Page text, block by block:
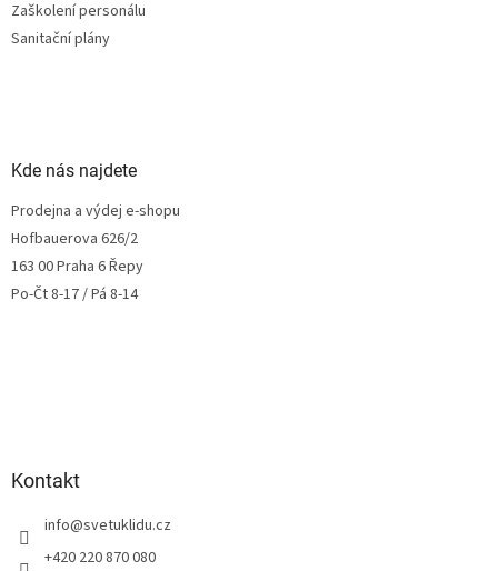
Zaškolení personálu
Sanitační plány
Kde nás najdete
Prodejna a výdej e-shopu
Hofbauerova 626/2
163 00 Praha 6 Řepy
Po-Čt 8-17 / Pá 8-14
Kontakt
info@svetuklidu.cz
+420 220 870 080